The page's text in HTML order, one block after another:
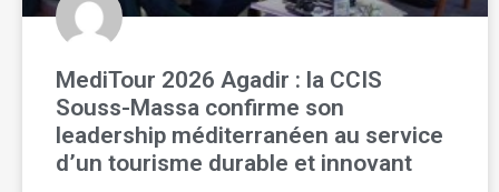
MediTour 2026 Agadir : la CCIS
Souss-Massa confirme son
leadership méditerranéen au service
d’un tourisme durable et innovant